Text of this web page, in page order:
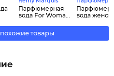
Парфюмерная
вода For Woma...
вода
товары